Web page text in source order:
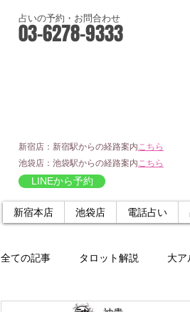
占いの予約・お問合わせ
03-6278-9333
新宿店：新宿駅からの経路案内こちら
池袋店：池袋駅からの経路案内こちら
LINEから予約
新宿本店 池袋店 電話占い
全ての記事 タロット解説 大ア